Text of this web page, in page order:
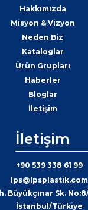
Hakkımızda
Misyon & Vizyon
Neden Biz
Kataloglar
Ürün Grupları
Haberler
Bloglar
İletişim
İletişim
+90 539 338 61 99
lps@lpsplastik.com
Büyükçınar Sk.
İstanbul/Türkiye